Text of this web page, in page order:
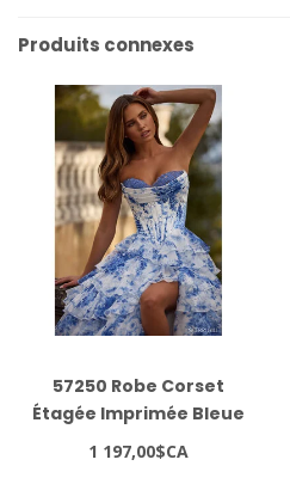
Produits connexes
57250 Robe Corset
Étagée Imprimée Bleue
1 197,00$CA